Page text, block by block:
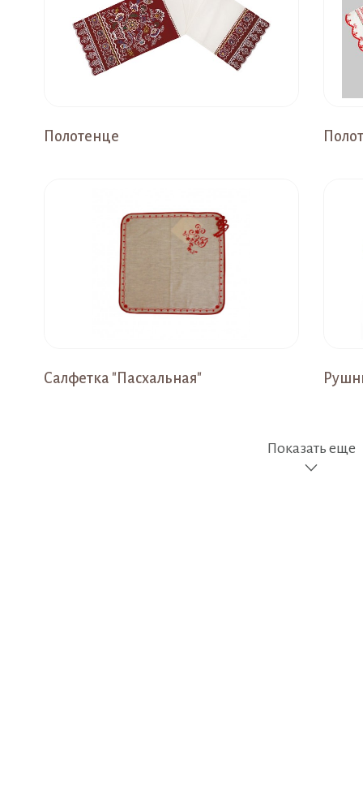
Полотенце
Салфетка "Пасхальная"
Показать еще